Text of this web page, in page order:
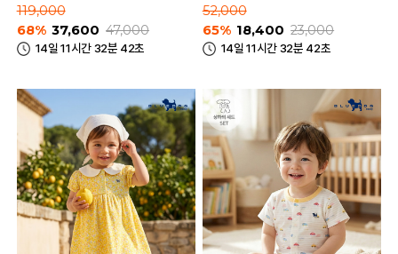
119,000
68% 37,600 47,000
14일 11시간 32분 42초
52,000
65% 18,400 23,000
14일 11시간 32분 42초